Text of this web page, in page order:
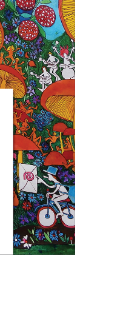
W
GAJU
taką
w Polsce:
ale
przenikliwą. Jiří
historie, żeby
naturę.
zł